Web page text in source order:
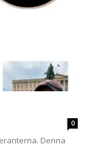
0
Denna